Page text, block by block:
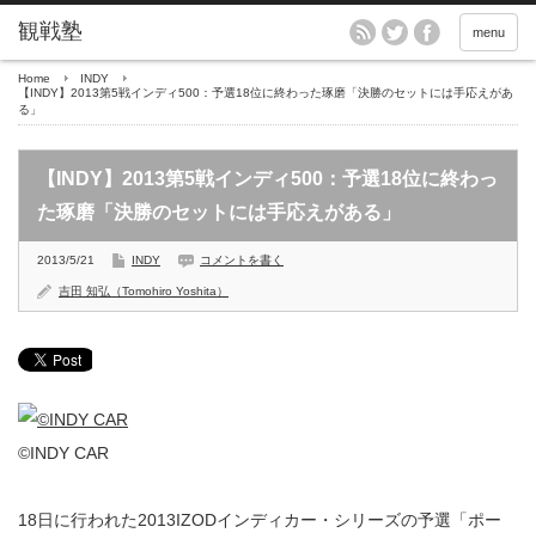
menu
Home
INDY
【INDY】2013第5戦インディ500：予選18位に終わった琢磨「決勝のセットには手応えがあ
る」
【INDY】2013第5戦インディ500：予選18位に終わっ
た琢磨「決勝のセットには手応えがある」
2013/5/21 INDY コメントを書く
吉田 知弘（Tomohiro Yoshita）
©INDY CAR
18日に行われた2013IZODインディカー・シリーズの予選「ポー